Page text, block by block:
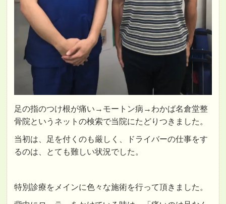
足の指のつけ根が痛い→モートン病→わかば名倉堂整
骨院というネットの検索で当院にたどりつきました。
当初は、足を付くのも厳しく、ドライバーの仕事をす
るのは、とても難しい状況でした。
特別診療をメインに色々な施術を行って頂きました。